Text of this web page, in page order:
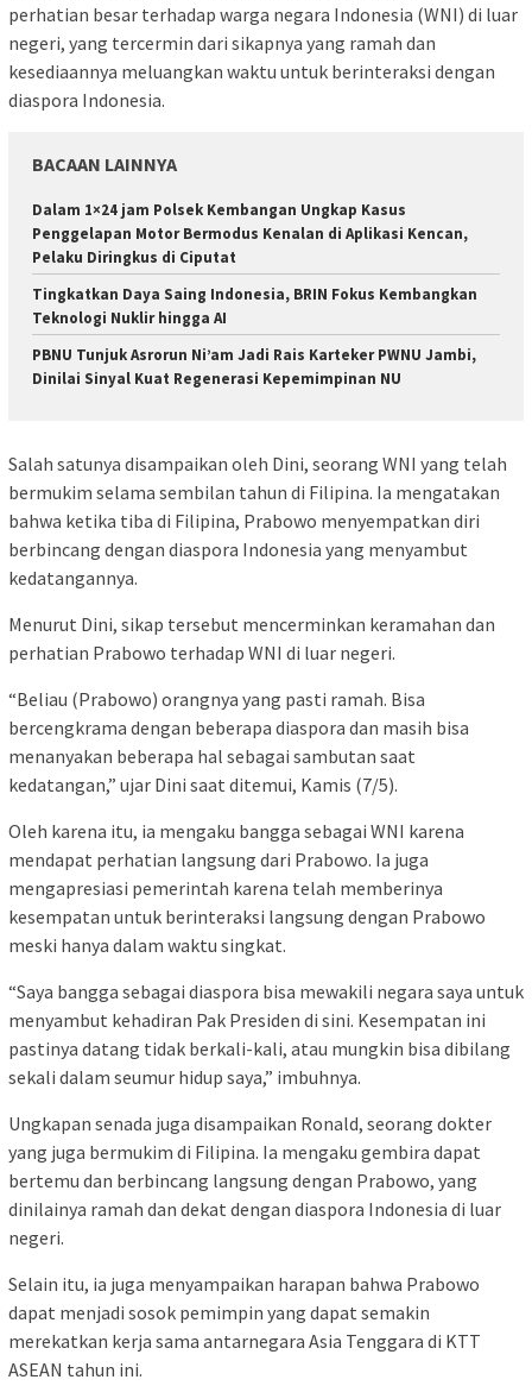
perhatian besar terhadap warga negara Indonesia (WNI) di luar
negeri, yang tercermin dari sikapnya yang ramah dan
kesediaannya meluangkan waktu untuk berinteraksi dengan
diaspora Indonesia.
BACAAN LAINNYA
Dalam 1×24 jam Polsek Kembangan Ungkap Kasus
Penggelapan Motor Bermodus Kenalan di Aplikasi Kencan,
Pelaku Diringkus di Ciputat
Tingkatkan Daya Saing Indonesia, BRIN Fokus Kembangkan
Teknologi Nuklir hingga AI
PBNU Tunjuk Asrorun Ni’am Jadi Rais Karteker PWNU Jambi,
Dinilai Sinyal Kuat Regenerasi Kepemimpinan NU
Salah satunya disampaikan oleh Dini, seorang WNI yang telah
bermukim selama sembilan tahun di Filipina. Ia mengatakan
bahwa ketika tiba di Filipina, Prabowo menyempatkan diri
berbincang dengan diaspora Indonesia yang menyambut
kedatangannya.
Menurut Dini, sikap tersebut mencerminkan keramahan dan
perhatian Prabowo terhadap WNI di luar negeri.
“Beliau (Prabowo) orangnya yang pasti ramah. Bisa
bercengkrama dengan beberapa diaspora dan masih bisa
menanyakan beberapa hal sebagai sambutan saat
kedatangan,” ujar Dini saat ditemui, Kamis (7/5).
Oleh karena itu, ia mengaku bangga sebagai WNI karena
mendapat perhatian langsung dari Prabowo. Ia juga
mengapresiasi pemerintah karena telah memberinya
kesempatan untuk berinteraksi langsung dengan Prabowo
meski hanya dalam waktu singkat.
“Saya bangga sebagai diaspora bisa mewakili negara saya untuk
menyambut kehadiran Pak Presiden di sini. Kesempatan ini
pastinya datang tidak berkali-kali, atau mungkin bisa dibilang
sekali dalam seumur hidup saya,” imbuhnya.
Ungkapan senada juga disampaikan Ronald, seorang dokter
yang juga bermukim di Filipina. Ia mengaku gembira dapat
bertemu dan berbincang langsung dengan Prabowo, yang
dinilainya ramah dan dekat dengan diaspora Indonesia di luar
negeri.
Selain itu, ia juga menyampaikan harapan bahwa Prabowo
dapat menjadi sosok pemimpin yang dapat semakin
merekatkan kerja sama antarnegara Asia Tenggara di KTT
ASEAN tahun ini.